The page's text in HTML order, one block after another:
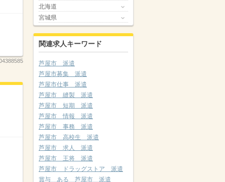
北海道
宮城県
関連求人キーワード
芦屋市 派遣
芦屋市募集 派遣
芦屋市仕事 派遣
芦屋市 縫製 派遣
芦屋市 短期 派遣
芦屋市 情報 派遣
芦屋市 事務 派遣
芦屋市 高校生 派遣
芦屋市 求人 派遣
芦屋市 王将 派遣
芦屋市 ドラッグストア 派遣
賞与 ある 芦屋市 派遣